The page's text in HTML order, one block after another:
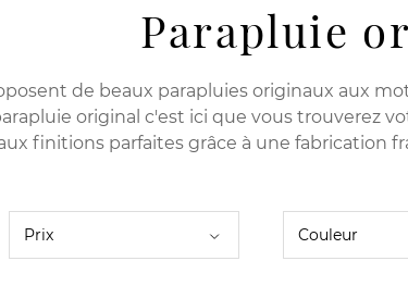
Parapluie
de beaux parapluies originaux aux
original c'est ici que vous trouverez
finitions parfaites grâce à une fabrication
Prix Couleur